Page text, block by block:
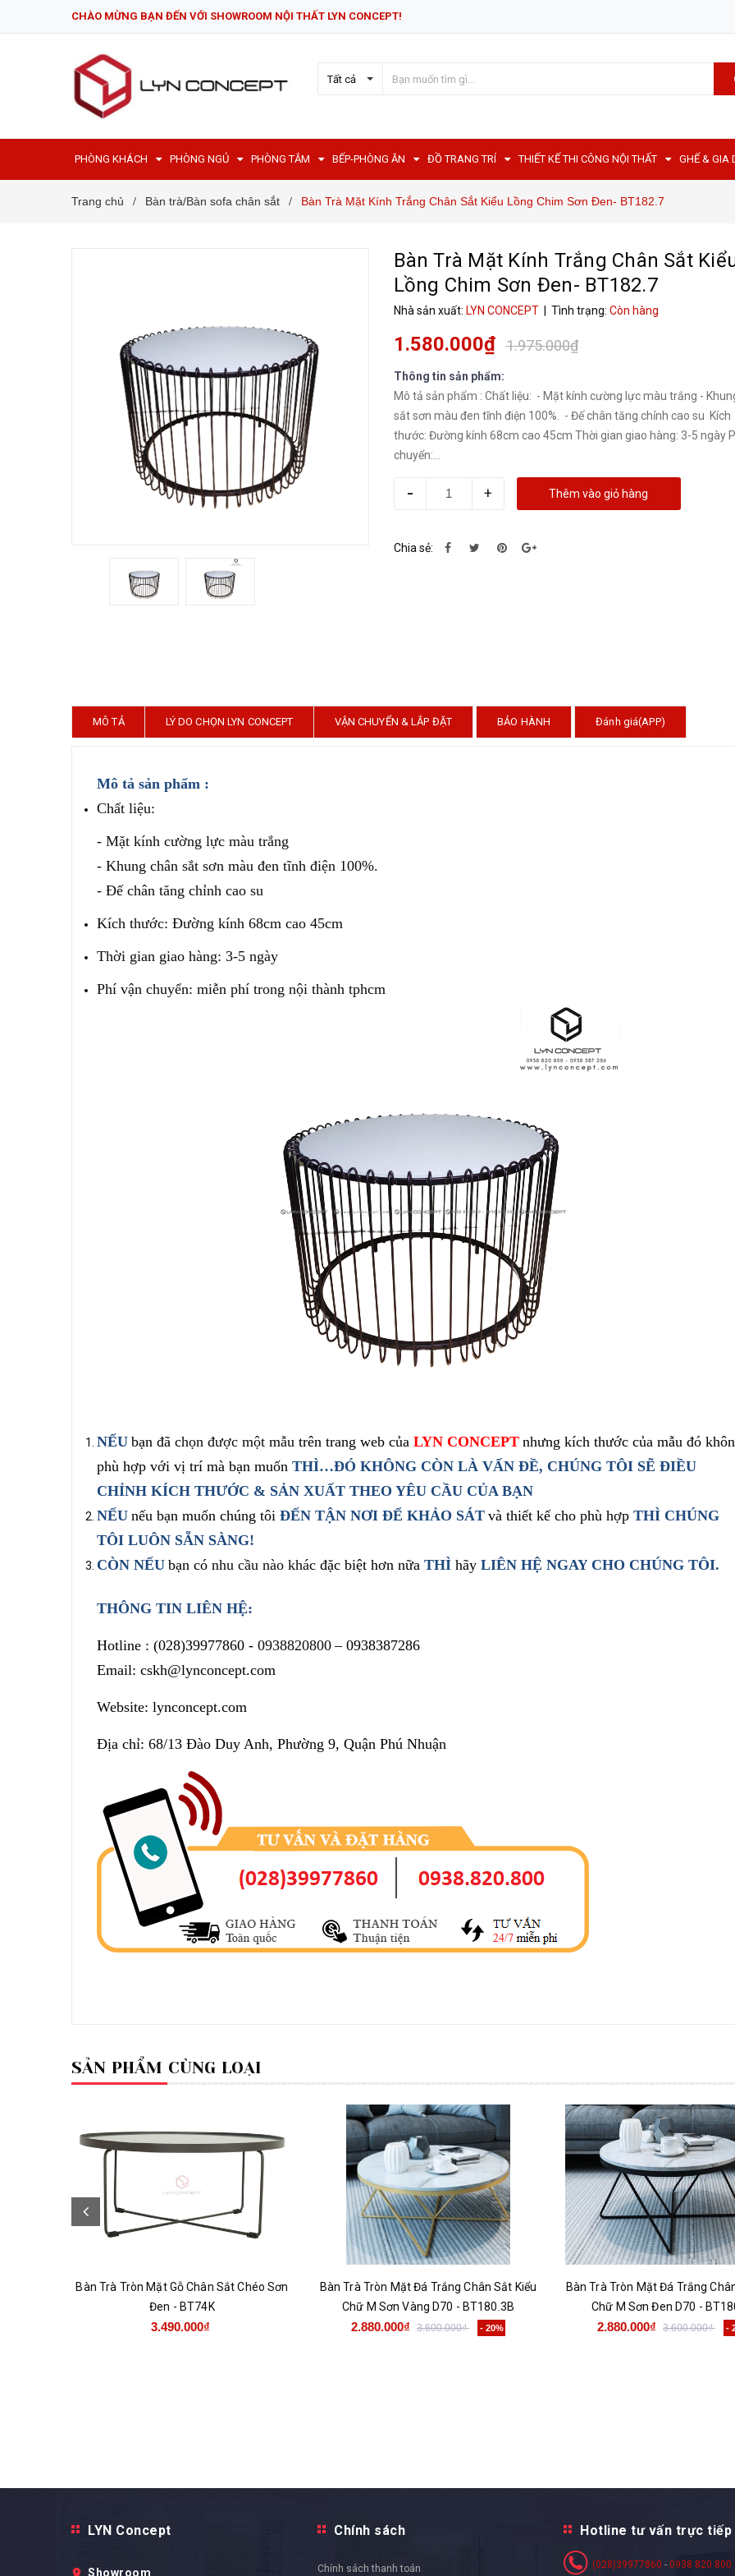
CHÀO MỪNG BẠN ĐẾN VỚI SHOWROOM NỘI THẤT LYN CONCEPT!
Tất cả
PHÒNG KHÁCH PHÒNG NGỦ PHÒNG TẮM BẾP-PHÒNG ĂN ĐỒ TRANG TRÍ THIẾT KẾ THI CÔNG NỘI THẤT GHẾ & GIA
Trang chủ / Bàn trà/Bàn sofa chân sắt / Bàn Trà Mặt Kính Trắng Chân Sắt Kiểu Lồng Chim Sơn Đen- BT182.7
Bàn Trà Mặt Kính Trắng Chân Sắt
Lồng Chim Sơn Đen- BT182.7
Nhà sản xuất: LYN CONCEPT | Tình trạng: Còn hàng
1.580.000₫ 1.975.000₫
Thông tin sản phẩm:
Mô tả sản phẩm : Chất liệu: - Mặt kính cường lực màu trắng - Khung chân
sắt sơn màu đen tĩnh điện 100%. - Đế chân tăng chỉnh cao su Kích
thước: Đường kính 68cm cao 45cm Thời gian giao hàng: 3-5 ngày Phí vận
chuyển:...
- + Thêm vào giỏ hàng
Chia sẻ:
MÔ TẢ LÝ DO CHỌN LYN CONCEPT VẬN CHUYỂN & LẮP ĐẶT BẢO HÀNH Đánh giá(APP)
Mô tả sản phẩm :
Chất liệu:
- Mặt kính cường lực màu trắng
- Khung chân sắt sơn màu đen tĩnh điện 100%.
- Đế chân tăng chỉnh cao su
Kích thước: Đường kính 68cm cao 45cm
Thời gian giao hàng: 3-5 ngày
Phí vận chuyển: miễn phí trong nội thành tphcm
NẾU bạn đã chọn được một mẫu trên trang web của LYN CONCEPT nhưng kích thước của mẫu đó
phù hợp với vị trí mà bạn muốn THÌ…ĐÓ KHÔNG CÒN LÀ VẤN ĐỀ, CHÚNG TÔI SẼ ĐIỀU
CHỈNH KÍCH THƯỚC & SẢN XUẤT THEO YÊU CẦU CỦA BẠN
NẾU nếu bạn muốn chúng tôi ĐẾN TẬN NƠI ĐỂ KHẢO SÁT và thiết kế cho phù hợp THÌ CHÚNG
TÔI LUÔN SẴN SÀNG!
CÒN NẾU bạn có nhu cầu nào khác đặc biệt hơn nữa THÌ hãy LIÊN HỆ NGAY CHO CHÚNG TÔI.
THÔNG TIN LIÊN HỆ:
Hotline : (028)39977860 - 0938820800 – 0938387286
Email: cskh@lynconcept.com
Website: lynconcept.com
Địa chỉ: 68/13 Đào Duy Anh, Phường 9, Quận Phú Nhuận
SẢN PHẨM CÙNG LOẠI
Bàn Trà Tròn Mặt Gỗ Chân Sắt Chéo Sơn
Đen - BT74K
3.490.000₫
Bàn Trà Tròn Mặt Đá Trắng Chân Sắt Kiểu
Chữ M Sơn Vàng D70 - BT180.3B
2.880.000₫ 3.600.000₫ - 20%
Bàn Trà Tròn Mặt Đá Trắng
Chữ M Sơn Đen D70 -
2.880.000₫ 3.600.000₫ -
LYN Concept
Showroom
Chính sách
Chính sách thanh toán
Hotline tư vấn trực tiếp
(028)39977860 - 0938 820 800